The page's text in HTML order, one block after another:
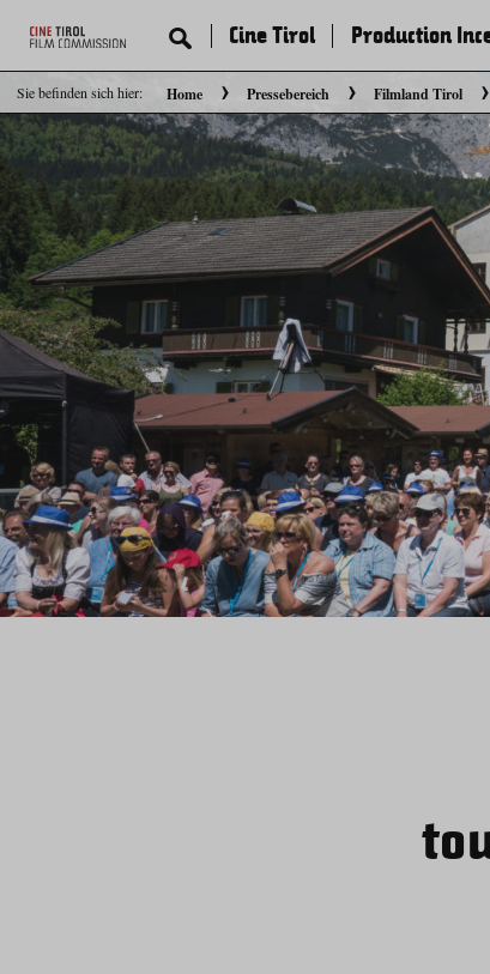
Sie befinden sich hier: Home Pressebereich Filmland Tirol
Cine Tirol Production